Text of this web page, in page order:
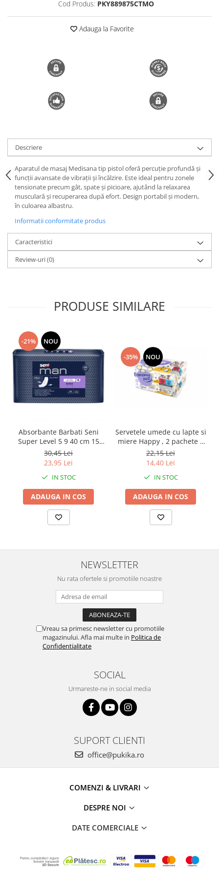
Cod Produs: PKY889875CTMO
Adauga la Favorite
Descriere
Aparatul de masaj Medisana tip pistol oferă percuție profundă și
funcții avansate de vibrații și încălzire. Este ideal pentru zonele
tensionate precum gât, spate și picioare, ajutând la relaxarea
musculară și recuperarea după efort. Design portabil și modern,
în culoarea albastru.
Informatii conformitate produs
Caracteristici
Review-uri(0)
PRODUSE SIMILARE
-21% NOU
Absorbante Barbati Seni
Super Level 5 9 40 cm 15
Bucati
30,45 Lei
23,95 Lei
IN STOC
ADAUGA IN COS
-35% NOU
Servetele umede cu lapte si
miere Happy , 2 pachete x
64 bucati, 128 bucati
22,15 Lei
14,40 Lei
IN STOC
ADAUGA IN COS
NEWSLETTER
Nu rata ofertele si promotiile noastre
Vreau sa primesc newsletter cu promotiile
magazinului. Afla mai multe in Politica de
Confidentialitate
SOCIAL
Urmareste-ne in social media
SUPORT CLIENTI
office@pukika.ro
COMENZI & LIVRARI
DESPRE NOI
DATE COMERCIALE